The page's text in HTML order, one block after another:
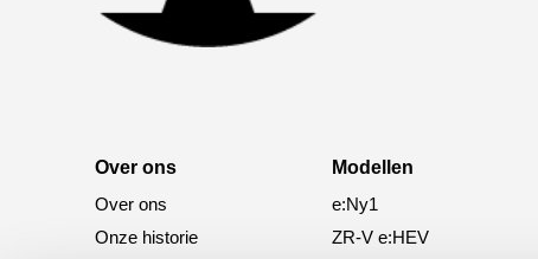
Over ons
Over ons
Onze historie
Modellen
e:Ny1
ZR-V e:HEV